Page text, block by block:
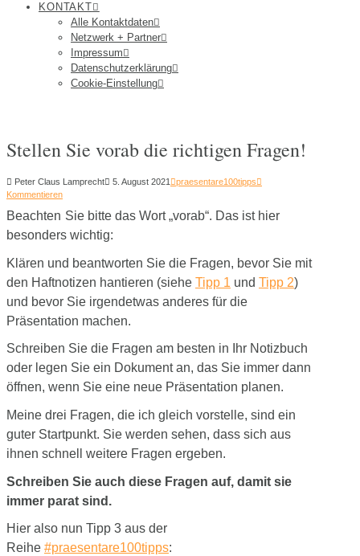
KONTAKT
Alle Kontaktdaten
Netzwerk + Partner
Impressum
Datenschutzerklärung
Cookie-Einstellung
Stellen Sie vorab die richtigen Fragen!
Peter Claus Lamprecht 5. August 2021
praesentare100tipps
Kommentieren
Beachten Sie bitte das Wort „vorab“. Das ist hier
besonders wichtig:
Klären und beantworten Sie die Fragen, bevor Sie mit
den Haftnotizen hantieren (siehe Tipp 1 und Tipp 2)
und bevor Sie irgendetwas anderes für die
Präsentation machen.
Schreiben Sie die Fragen am besten in Ihr Notizbuch
oder legen Sie ein Dokument an, das Sie immer dann
öffnen, wenn Sie eine neue Präsentation planen.
Meine drei Fragen, die ich gleich vorstelle, sind ein
guter Startpunkt. Sie werden sehen, dass sich aus
ihnen schnell weitere Fragen ergeben.
Schreiben Sie auch diese Fragen auf, damit sie
immer parat sind.
Hier also nun Tipp 3 aus der
Reihe #praesentare100tipps: